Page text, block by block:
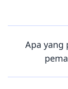
Apa yang